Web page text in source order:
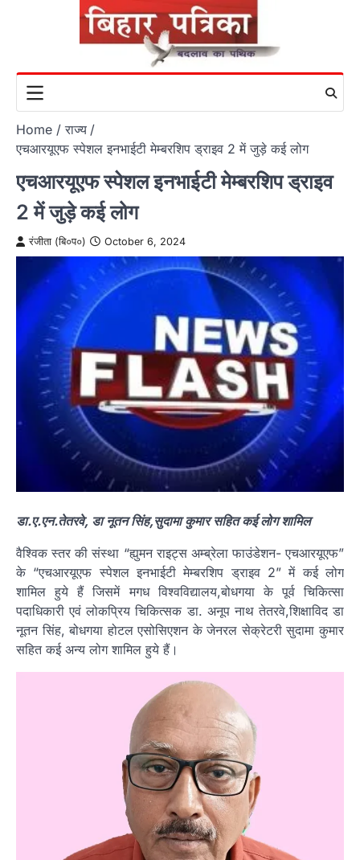
Home
राज्य
एचआरयूएफ स्पेशल इनभाईटी मेम्बरशिप ड्राइव 2 में जुड़े कई लोग
एचआरयूएफ स्पेशल इनभाईटी मेम्बरशिप ड्राइव
2 में जुड़े कई लोग
रंजीता (बि०प०) October 6, 2024
डा.ए.एन.तेतरवे, डा नूतन सिंह,सुदामा कुमार सहित कई लोग शामिल
वैश्विक स्तर की संस्था “ह्युमन राइट्स अम्ब्रेला फाउंडेशन- एचआरयूएफ”
के “एचआरयूएफ स्पेशल इनभाईटी मेम्बरशिप ड्राइव 2” में कई लोग
शामिल हुये हैं जिसमें मगध विश्वविद्यालय,बोधगया के पूर्व चिकित्सा
पदाधिकारी एवं लोकप्रिय चिकित्सक डा. अनूप नाथ तेतरवे,शिक्षाविद डा
नूतन सिंह, बोधगया होटल एसोसिएशन के जेनरल सेक्रेटरी सुदामा कुमार
सहित कई अन्य लोग शामिल हुये हैं।